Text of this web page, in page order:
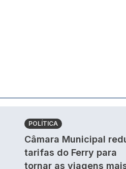
POLÍTICA
Câmara Municipal
tarifas do Ferry para
tornar as viagens